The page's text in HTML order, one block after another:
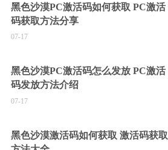
黑色沙漠PC激活码如何获取 PC激活
码获取方法分享
07-17
黑色沙漠PC激活码怎么发放 PC激活
码发放方法介绍
07-17
黑色沙漠激活码如何获取 激活码获取